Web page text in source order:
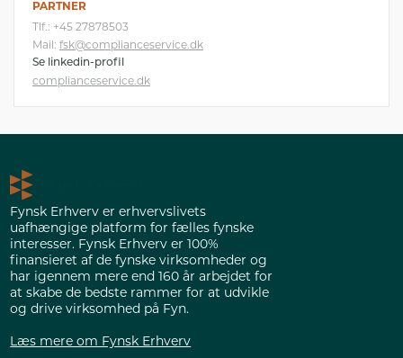
PARTNER
Tlf.: +45 27878503
Mail: fsk@complianceservice.dk
Se linkedin-profil
complianceservice.dk
Fynsk Erhverv er erhvervslivets
uafhængige platform for fælles fynske
interesser. Fynsk Erhverv er 100%
finansieret af de fynske virksomheder og
har igennem mere end 160 år arbejdet for
at skabe de bedste rammer for at udvikle
og drive virksomhed på Fyn.
Læs mere om Fynsk Erhverv